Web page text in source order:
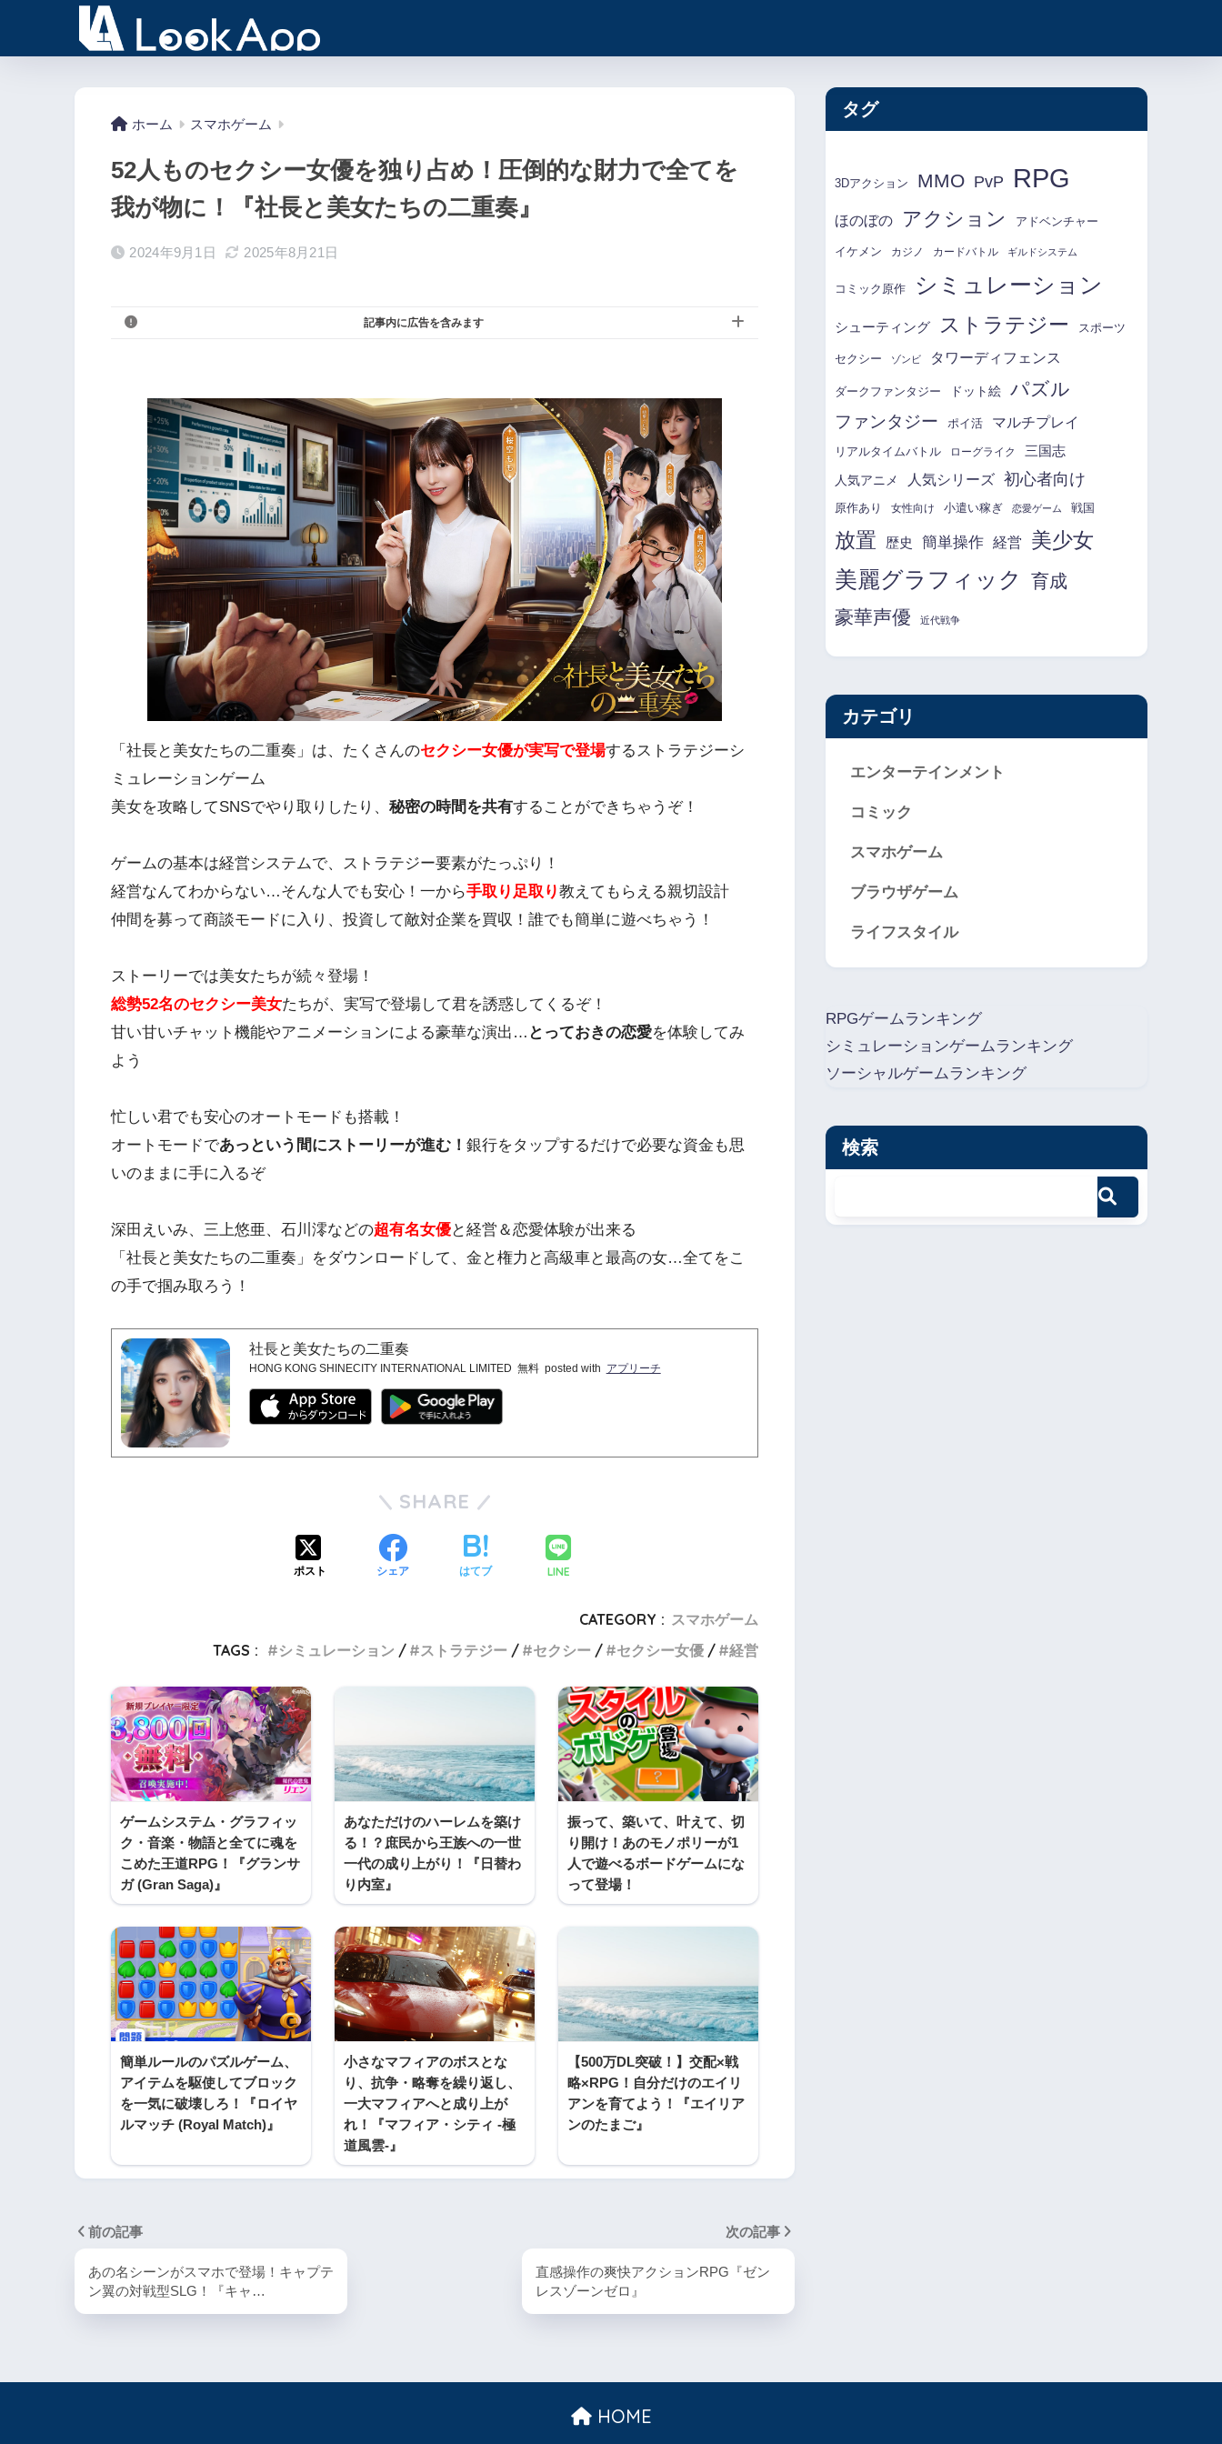
ホーム スマホゲーム
52人ものセクシー女優を独り占め！圧倒的な財力で全てを
我が物に！『社長と美女たちの二重奏』
2024年9月1日 2025年8月21日
記事内に広告を含みます
「社長と美女たちの二重奏」は、たくさんのセクシー女優が実写で登場するストラテジーシ
ミュレーションゲーム
美女を攻略してSNSでやり取りしたり、 秘密の時間を共有することができちゃうぞ！
ゲームの基本は経営システムで、ストラテジー要素がたっぷり！
経営なんてわからない…そんな人でも安心！一から手取り足取り教えてもらえる親切設計
仲間を募って商談モードに入り、投資して敵対企業を買収！誰でも簡単に遊べちゃう！
ストーリーでは美女たちが続々登場！
総勢52名のセクシー美女たちが、実写で登場して君を誘惑してくるぞ！
甘い甘いチャット機能やアニメーションによる豪華な演出… とっておきの恋愛を体験してみ
よう
忙しい君でも安心のオートモードも搭載！
オートモードであっという間にストーリーが進む！ 銀行をタップするだけで必要な資金も思
いのままに手に入るぞ
深田えいみ、三上悠亜、石川澪などの超有名女優と経営＆恋愛体験が出来る
「社長と美女たちの二重奏」をダウンロードして、金と権力と高級車と最高の女…全てをこ
の手で掴み取ろう！
社長と美女たちの二重奏
HONG KONG SHINECITY INTERNATIONAL LIMITED 無料 posted with アプリーチ
SHARE
ポスト シェア はてブ LINE
CATEGORY : スマホゲーム
TAGS :
シミュレーション ストラテジー セクシー セクシー女優 経営
ゲームシステム・グラフィッ
ク・音楽・物語と全てに魂を
こめた王道RPG！『グランサ
ガ (Gran Saga)』
あなただけのハーレムを築け
る！？庶民から王族への一世
一代の成り上がり！『日替わ
り内‪室』‬
振って、築いて、叶えて、切
り開け！あのモノポリーが1
人で遊べるボードゲームにな
って登場！
簡単ルールのパズルゲーム、
アイテムを駆使してブロック
を一気に破壊しろ！『ロイヤ
ルマッチ (Royal Match)』
小さなマフィアのボスとな
り、抗争・略奪を繰り返し、
一大マフィアへと成り上が
れ！『マフィア・シティ -極
道風雲-』
【500万DL突破！】交配×戦
略×RPG！自分だけのエイリ
アンを育てよう！『エイリア
ンのたまご』
前の記事
あの名シーンがスマホで登場！キャプテ
ン翼の対戦型SLG！『キャ…
次の記事
直感操作の爽快アクションRPG『ゼン
レスゾーンゼロ』
タグ
3Dアクション MMO PvP RPG
ほのぼの アクション アドベンチャー
イケメン カジノ カードバトル ギルドシステム
コミック原作 シミュレーション
シューティング ストラテジー スポーツ
セクシー ゾンビ タワーディフェンス
ダークファンタジー ドット絵 パズル
ファンタジー ポイ活 マルチプレイ
リアルタイムバトル ローグライク 三国志
人気アニメ 人気シリーズ 初心者向け
原作あり 女性向け 小遣い稼ぎ 恋愛ゲーム 戦国
放置 歴史 簡単操作 経営 美少女
美麗グラフィック
育成
豪華声優
近代戦争
カテゴリ
エンターテインメント
コミック
スマホゲーム
ブラウザゲーム
ライフスタイル
RPGゲームランキング
シミュレーションゲームランキング
ソーシャルゲームランキング
検索
HOME